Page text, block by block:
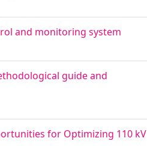
and monitoring system
guide and
for Optimizing 110 kV